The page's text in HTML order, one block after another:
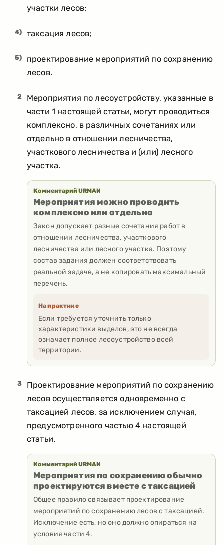
участки лесов;
4) таксация лесов;
5)
проектирование мероприятий по сохранению
лесов.
2
Мероприятия по лесоустройству, указанные в
части 1 настоящей статьи, могут проводиться
комплексно, в различных сочетаниях или
отдельно в отношении лесничества,
участкового лесничества и (или) лесного
участка.
Комментарий URMAN
Мероприятия можно проводить
комплексно или отдельно
Закон допускает разные сочетания работ в
отношении лесничества, участкового
лесничества или лесного участка. Поэтому
состав задания должен соответствовать
реальной задаче, а не копировать максимальный
перечень.
На практике
Если требуется уточнить только
характеристики выделов, это не всегда
означает полное лесоустройство всей
территории.
3
Проектирование мероприятий по сохранению
лесов осуществляется одновременно с
таксацией лесов, за исключением случая,
предусмотренного частью 4 настоящей
статьи.
Комментарий URMAN
Мероприятия по сохранению обычно
проектируются вместе с таксацией
Общее правило связывает проектирование
мероприятий по сохранению лесов с таксацией.
Исключение есть, но оно должно опираться на
условия части 4.